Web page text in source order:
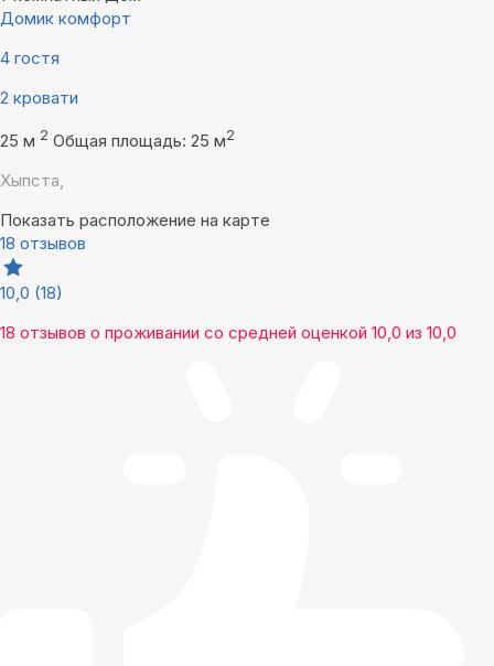
Домик комфорт
4 гостя
2 кровати
25 м 2 Общая площадь: 25 м2
Хыпста,
Показать расположение на карте
18 отзывов
10,0 (18)
18 отзывов о проживании со средней оценкой 10,0 из 10,0